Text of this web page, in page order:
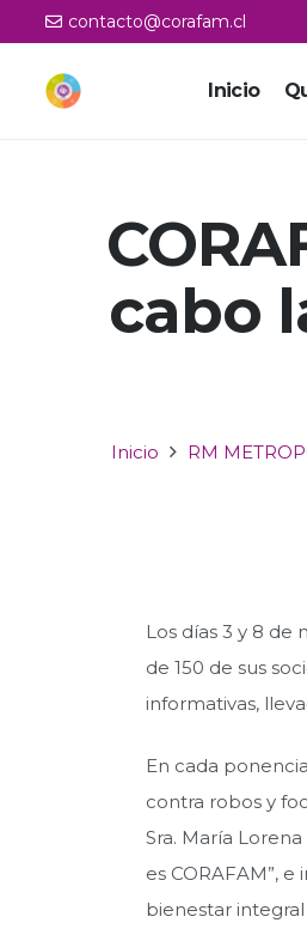
contacto@corafam.cl
Inicio
cabo
Inicio RM
Los días 3 y 8 de
de 150 de sus
informativas,
En cada
contra robos y
Sra. María
es CORAFAM”,
bienestar integral